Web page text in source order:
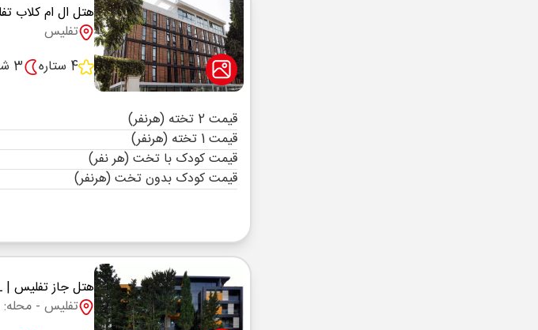
هتل ال ام کلاب
تفلیس
4 ستاره
3 شب
قیمت 2 تخته (هرنفر)
قیمت 1 تخته (هرنفر)
قیمت کودک با تخت (هر نفر)
قیمت کودک بدون تخت (هرنفر)
هتل جاز تفلیس | JAZZ HOTEL
تفلیس - محله: Jazz Hotel, 23 Makhata Rise, Tbilisi 0103, Georgia